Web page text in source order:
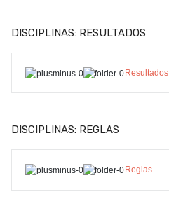
DISCIPLINAS: RESULTADOS
Resultados
DISCIPLINAS: REGLAS
Reglas